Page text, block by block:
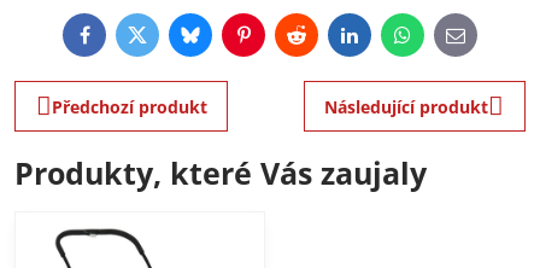
FacebookTwitterBlueskyPinterestRedditLinkedInWhatsApp
E-
mail
Předchozí produkt Následující produkt
Produkty, které Vás zaujaly